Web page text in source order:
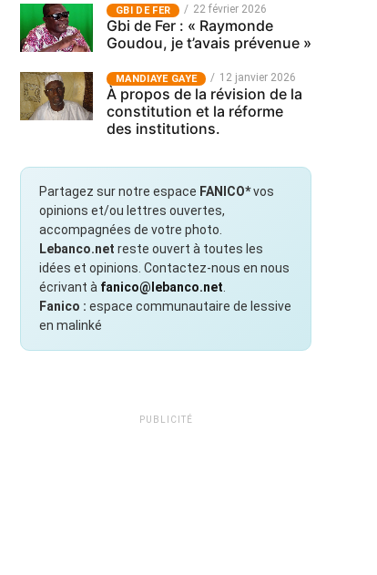
GBI DE FER 22 février 2026
Gbi de Fer : « Raymonde
Goudou, je t’avais prévenue »
MANDIAYE GAYE 12 janvier 2026
À propos de la révision de la
constitution et la réforme
des institutions.
Partagez sur notre espace FANICO*vos
opinions et/ou lettres ouvertes,
accompagnées de votre photo.
Lebanco.net reste ouvert à toutes les
idées et opinions. Contactez-nous en nous
écrivant à fanico@lebanco.net
Fanico : espace communautaire de lessive
en malinké
PUBLICITÉ